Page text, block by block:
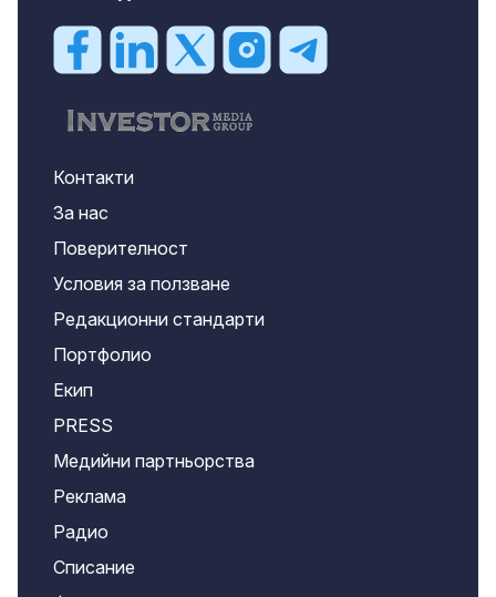
Контакти
За нас
Поверителност
Условия за ползване
Редакционни стандарти
Портфолио
Екип
PRESS
Медийни партньорства
Реклама
Радио
Списание